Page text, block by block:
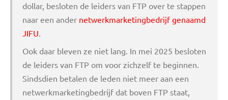
dollar, besloten de leiders van FTP over te stappen
naar een ander netwerkmarketingbedrijf genaamd
JIFU.
Ook daar bleven ze niet lang. In mei 2025 besloten
de leiders van FTP om voor zichzelf te beginnen.
Sindsdien betalen de leden niet meer aan een
netwerkmarketingbedrijf dat boven FTP staat,